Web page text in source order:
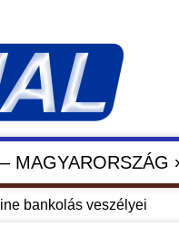
MAGYARORSZÁG
bankolás veszélyei